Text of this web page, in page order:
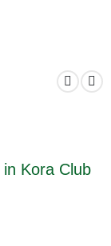
in Kora Club